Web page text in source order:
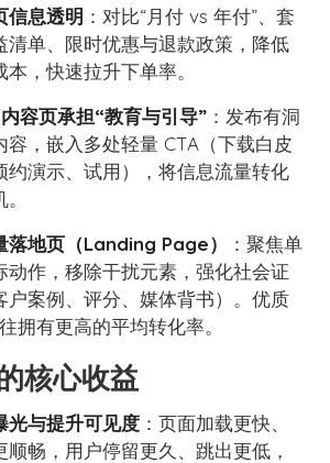
信息透明 ：对比“月付 vs 年付”、套
清单、限时优惠与退款政策，降低
本，快速拉升下单率。
容页承担“教育与引导” ：发布有洞
容，嵌入多处轻量 CTA（下载白皮
约演示、试用），将信息流量转化
落地页（Landing Page）
：聚焦单
动作，移除干扰元素，强化社会证
户案例、评分、媒体背书）。优质
拥有更高的平均转化率。
核心收益
光与提升可见度 ：页面加载更快、
顺畅，用户停留更久、跳出更低，